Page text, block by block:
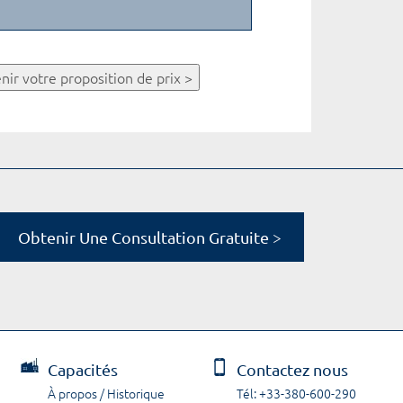
votre proposition de prix >
Obtenir Une Consultation Gratuite >
Capacités
À propos / Historique
Contactez nous
Tél: +33-380-600-290